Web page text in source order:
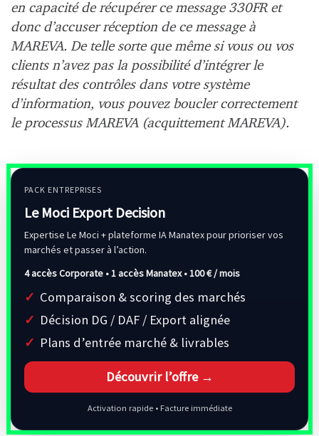
en capacité de récupérer ce message 330FR et
donc d’accuser réception de ce message à
MAREVA. De telle sorte que même si vous ou vos
clients n’avez pas la possibilité d’intégrer le
résultat des contrôles dans votre système
d’information, vous pouvez boucler correctement
le processus MAREVA (acquittement MAREVA).
PACK ENTREPRISES
Le Moci Export Decision
Expertise Le Moci + plateforme IA Manatex pour prioriser vos
marchés et passer à l’action.
4 accès Corporate • 1 accès Manatex •100 € / mois
Comparaison & scoring des marchés
Décision DG / DAF / Export alignée
Plans d’entrée marché & livrables
Découvrir l’offre →
Activation rapide • Facture immédiate